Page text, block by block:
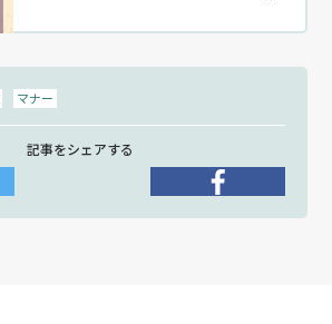
マナー
記事をシェアする